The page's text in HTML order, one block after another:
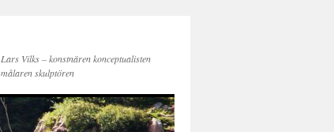
Lars Vilks – konstnären konceptualisten
målaren skulptören